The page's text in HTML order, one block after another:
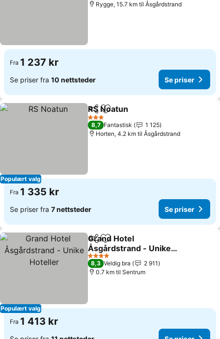
Rygge, 15.7 km til Åsgårdstrand
Fra 1 237 kr
Se priser fra 10 nettsteder Se priser
Populært valg
Del Legg til i favoritter
RS Noatun
3 Stjerner
8,7 Fantastisk
1 125
Horten, 4.2 km til Åsgårdstrand
Fra 1 335 kr
Se priser fra 7 nettsteder Se priser
Populært valg
Del Legg til i favoritter
Grand Hotel
Åsgårdstrand - Unike
Hoteller
Se priser
4 Stjerner
8,3 Veldig bra
2 911
0.7 km til Sentrum
Fra 1 413 kr